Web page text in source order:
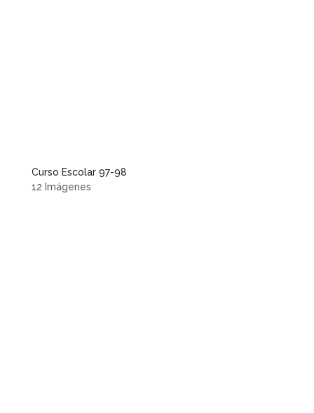
Curso Escolar 97-98
12 Imágenes